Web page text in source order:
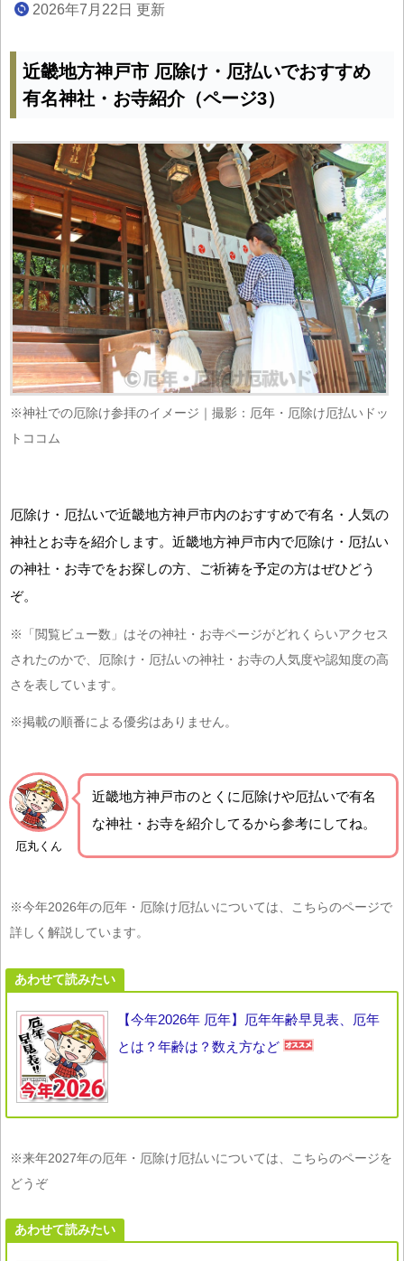
2026年7月22日 更新
近畿地方神戸市 厄除け・厄払いでおすすめ
有名神社・お寺紹介（ページ3）
※神社での厄除け参拝のイメージ｜撮影：厄年・厄除け厄払いドッ
トココム
厄除け・厄払いで近畿地方神戸市内のおすすめで有名・人気の
神社とお寺を紹介します。近畿地方神戸市内で厄除け・厄払い
の神社・お寺でをお探しの方、ご祈祷を予定の方はぜひどう
ぞ。
※「閲覧ビュー数」はその神社・お寺ページがどれくらいアクセス
されたのかで、厄除け・厄払いの神社・お寺の人気度や認知度の高
さを表しています。
※掲載の順番による優劣はありません。
厄丸くん
近畿地方神戸市のとくに厄除けや厄払いで有名
な神社・お寺を紹介 してるから参考にしてね。
※今年2026年の厄年・厄除け厄払いについては、こちらのページで
詳しく解説しています。
あわせて読みたい
【今年2026年 厄年】厄年年齢早見表、厄年
とは？年齢は？数え方など
※来年2027年の厄年・厄除け厄払いについては、こちらのページを
どうぞ
あわせて読みたい